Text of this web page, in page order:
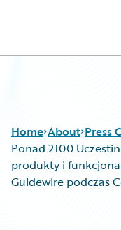
Home About Press
Ponad 2100
produkty i
Guidewire podczas